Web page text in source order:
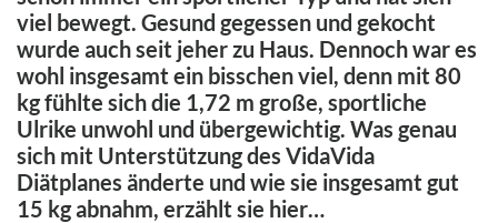
viel bewegt. Gesund gegessen und gekocht
wurde auch seit jeher zu Haus. Dennoch war es
wohl insgesamt ein bisschen viel, denn mit 80
kg fühlte sich die 1,72 m große, sportliche
Ulrike unwohl und übergewichtig. Was genau
sich mit Unterstützung des VidaVida
Diätplanes änderte und wie sie insgesamt gut
15 kg abnahm, erzählt sie hier…